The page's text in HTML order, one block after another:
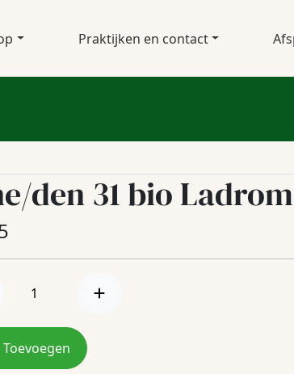
Praktijken en contact
den 31 bio
Toevoegen